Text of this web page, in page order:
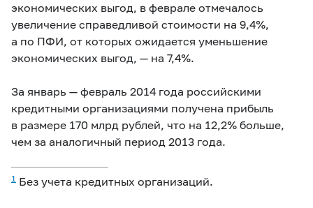
экономических выгод, в феврале отмечалось
увеличение справедливой стоимости на 9,4%,
а по ПФИ, от которых ожидается уменьшение
экономических выгод, — на 7,4%.
За январь — февраль 2014 года российскими
кредитными организациями получена прибыль
в размере 170 млрд рублей, что на 12,2% больше,
чем за аналогичный период 2013 года.
1 Без учета кредитных организаций.